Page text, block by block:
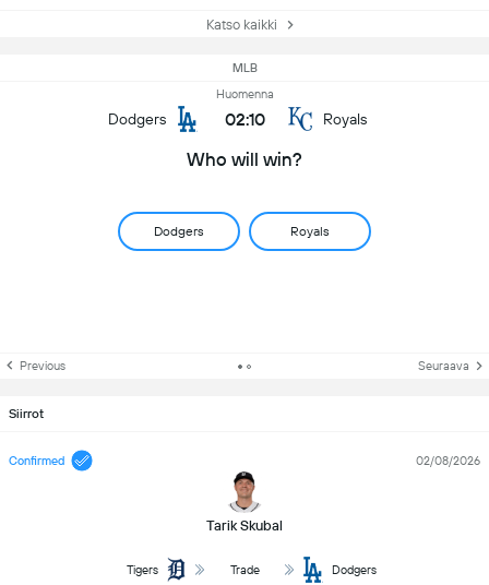
Katso kaikki
MLB
Dodgers
Huomenna
02:10 Royals
Who will win?
Dodgers Royals
Previous Seuraava
Siirrot
Confirmed
Tarik Skubal
02/08/2026
Tigers Trade Dodgers